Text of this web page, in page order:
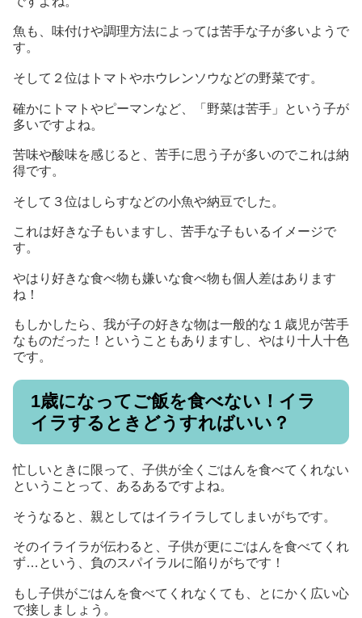
魚も、味付けや調理方法によっては苦手な子が多いようで
す。
そして２位はトマトやホウレンソウなどの野菜です。
確かにトマトやピーマンなど、「野菜は苦手」という子が
多いですよね。
苦味や酸味を感じると、苦手に思う子が多いのでこれは納
得です。
そして３位はしらすなどの小魚や納豆でした。
これは好きな子もいますし、苦手な子もいるイメージで
す。
やはり好きな食べ物も嫌いな食べ物も個人差はあります
ね！
もしかしたら、我が子の好きな物は一般的な１歳児が苦手
なものだった！ということもありますし、やはり十人十色
です。
1歳になってご飯を食べない！イラ
イラするときどうすればいい？
忙しいときに限って、子供が全くごはんを食べてくれない
ということって、あるあるですよね。
そうなると、親としてはイライラしてしまいがちです。
そのイライラが伝わると、子供が更にごはんを食べてくれ
ず…という、負のスパイラルに陥りがちです！
もし子供がごはんを食べてくれなくても、とにかく広い心
で接しましょう。